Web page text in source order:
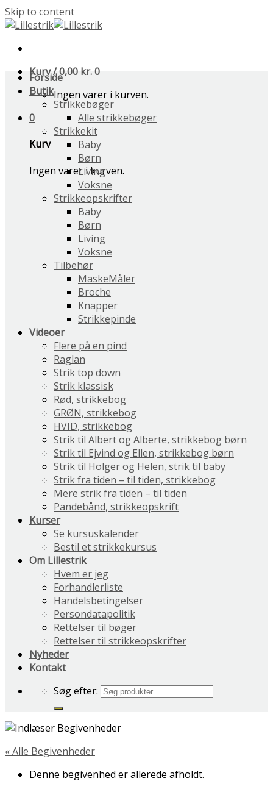
Skip to content
Kurv /0,00 kr.0
Ingen varer i kurven.
0
Kurv
Ingen varer i kurven.
Forside
Butik
Strikkebøger
Alle strikkebøger
Strikkekit
Baby
Børn
Living
Voksne
Strikkeopskrifter
Baby
Børn
Living
Voksne
Tilbehør
MaskeMåler
Broche
Knapper
Strikkepinde
Videoer
Flere på en pind
Raglan
Strik top down
Strik klassisk
Rød, strikkebog
GRØN, strikkebog
HVID, strikkebog
Strik til Albert og Alberte, strikkebog børn
Strik til Ejvind og Ellen, strikkebog børn
Strik til Holger og Helen, strik til baby
Strik fra tiden – til tiden, strikkebog
Mere strik fra tiden – til tiden
Pandebånd, strikkeopskrift
Kurser
Se kursuskalender
Bestil et strikkekursus
Om Lillestrik
Hvem er jeg
Forhandlerliste
Handelsbetingelser
Persondatapolitik
Rettelser til bøger
Rettelser til strikkeopskrifter
Nyheder
Kontakt
Søg efter:
« Alle Begivenheder
Denne begivenhed er allerede afholdt.